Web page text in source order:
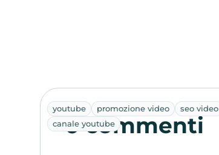
youtube promozione video
seo video
canale youtube
0 commenti